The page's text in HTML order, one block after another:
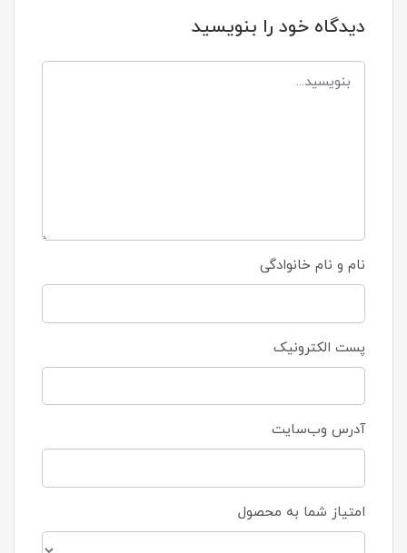
دیدگاه خود را بنویسید
نام و نام خانوادگی
پست الکترونیک
آدرس وب‌سایت
امتیاز شما به محصول